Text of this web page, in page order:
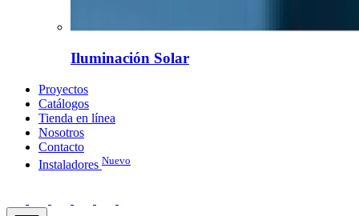
Iluminación Solar
Proyectos
Catálogos
Tienda en línea
Nosotros
Contacto
Instaladores Nuevo